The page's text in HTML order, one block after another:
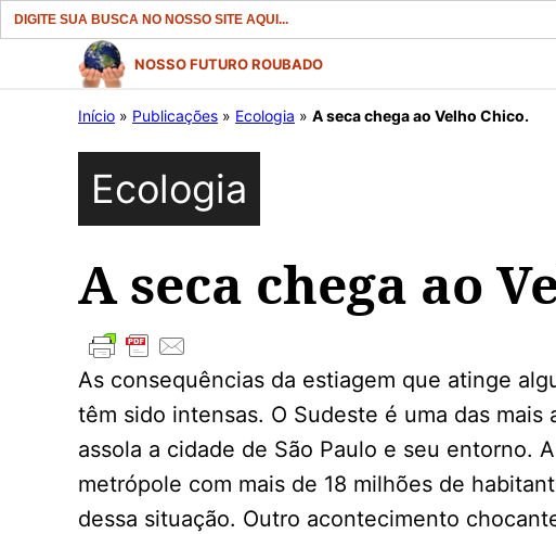
Search
for:
conteúdo
NOSSO FUTURO ROUBADO
Início » Publicações » Ecologia » A seca chega ao Velho Chico.
Ecologia
A seca chega ao
As consequências da estiagem que atinge
têm sido intensas. O Sudeste é uma das
assola a cidade de São Paulo e seu entorno.
metrópole com mais de 18 milhões de
dessa situação. Outro acontecimento